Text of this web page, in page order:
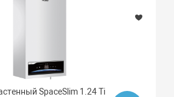
SpaceSlim 1.24 Ti